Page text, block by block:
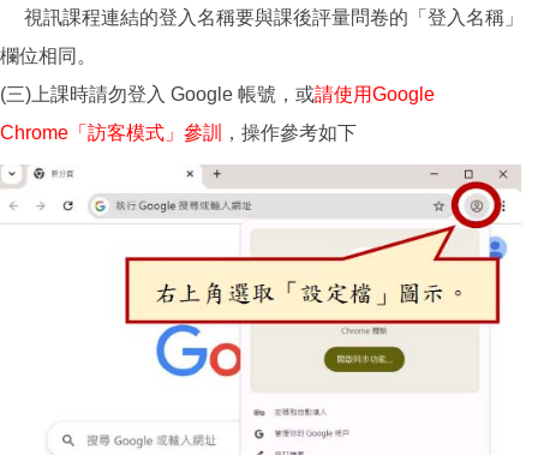
視訊課程連結的登入名稱要與課後評量問卷的「登入名稱」
欄位相同。
(三)上課時請勿登入 Google 帳號，或請使用Google
Chrome「訪客模式」參訓
，操作參考如下